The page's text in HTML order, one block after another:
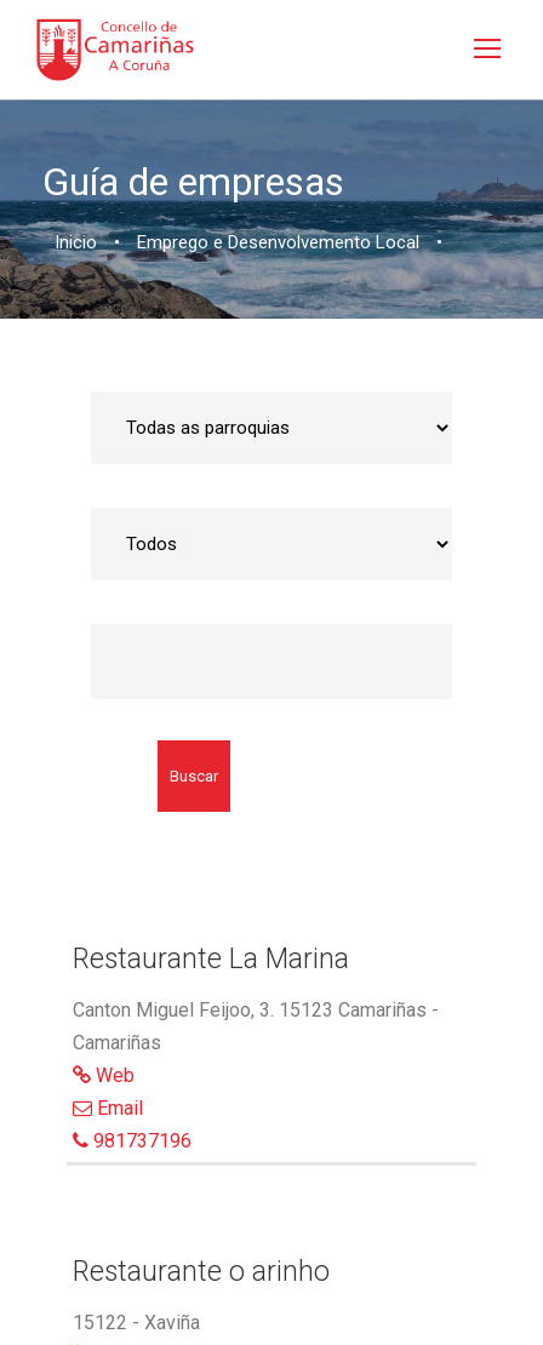
Guía de empresas
Inicio • Emprego e Desenvolvemento Local •
Buscar
Restaurante La Marina
Canton Miguel Feijoo, 3. 15123 Camariñas -
Camariñas
Web
Email
981737196
Restaurante o arinho
15122 - Xaviña